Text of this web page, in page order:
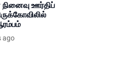
ஊர்திப்
ago